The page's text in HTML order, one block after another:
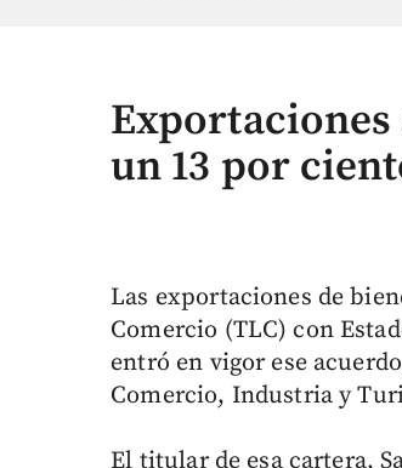
Exportaciones
un 13 por
Las exportaciones de
Comercio (TLC) con
entró en vigor ese
Comercio, Industria y
El titular de esa cartera,